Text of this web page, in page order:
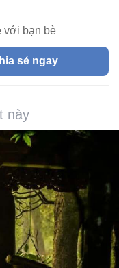
với bạn bè
sẻ ngay
này